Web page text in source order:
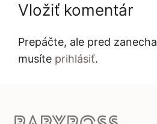
Vložiť komentár
Prepáčte, ale pred
musíte prihlásiť.